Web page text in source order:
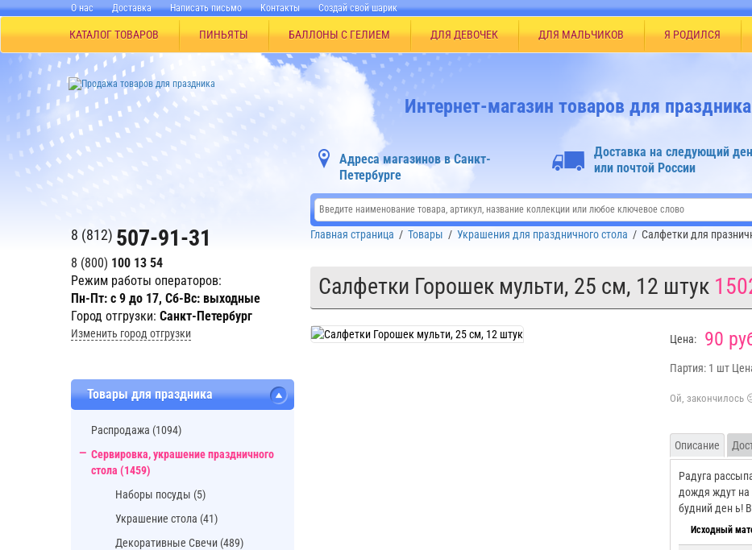
О нас Доставка Написать письмо Контакты Создай свой шарик
КАТАЛОГ ТОВАРОВ ПИНЬЯТЫ БАЛЛОНЫ С ГЕЛИЕМ ДЛЯ ДЕВОЧЕК ДЛЯ МАЛЬЧИКОВ Я РОДИЛСЯ
8 (812) 507-91-31
8 (800) 100 13 54
Режим работы операторов:
Пн-Пт: с 9 до 17, Сб-Вс: выходные
Город отгрузки: Санкт-Петербург
Изменить город отгрузки
Товары для праздника
Распродажа (1094)
Сервировка, украшение праздничного
стола (1459)
Наборы посуды (5)
Украшение стола (41)
Декоративные Свечи (489)
Интернет-магазин товаров для
Адреса магазинов в Санкт-
Петербурге
Доставка на следующий
или почтой России
Главная страница / Товары / Украшения для праздничного стола / Салфетки для
Салфетки Горошек мульти, 25 см, 12 штук
Цена: 90
Партия: 1 шт
Описание
Радуга
дождя ждут
будний ден ь!
Исходный